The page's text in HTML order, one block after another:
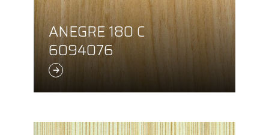
ANEGRE 180 C
6094076